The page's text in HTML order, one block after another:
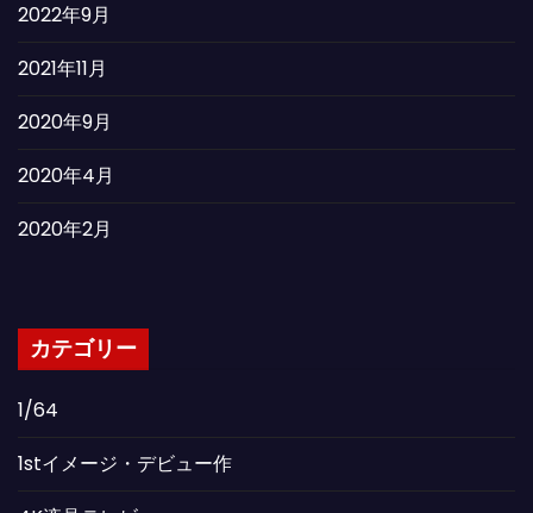
2022年9月
2021年11月
2020年9月
2020年4月
2020年2月
カテゴリー
1/64
1stイメージ・デビュー作